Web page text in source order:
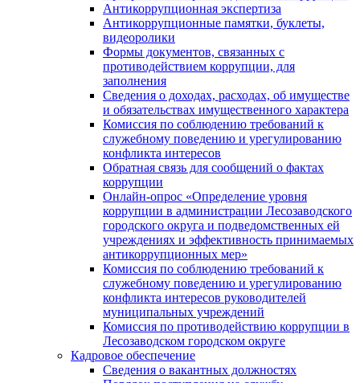
Антикоррупционная экспертиза
Антикоррупционные памятки, буклеты,
видеоролики
Формы документов, связанных с
противодействием коррупции, для
заполнения
Сведения о доходах, расходах, об имуществе
и обязательствах имущественного характера
Комиссия по соблюдению требований к
служебному поведению и урегулированию
конфликта интересов
Обратная связь для сообщений о фактах
коррупции
Онлайн-опрос «Определение уровня
коррупции в администрации Лесозаводского
городского округа и подведомственных ей
учреждениях и эффективность принимаемых
антикоррупционных мер»
Комиссия по соблюдению требований к
служебному поведению и урегулированию
конфликта интересов руководителей
муниципальных учреждений
Комиссия по противодействию коррупции в
Лесозаводском городском округе
Кадровое обеспечение
Сведения о вакантных должностях